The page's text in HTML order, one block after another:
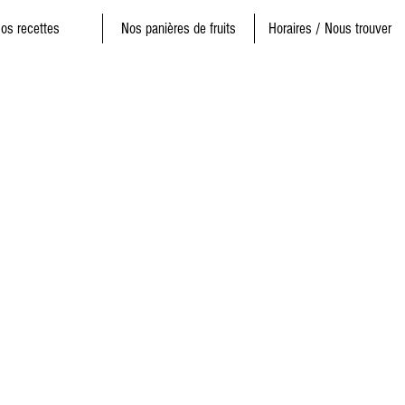
recettes Nos panières de fruits Horaires / Nous trouver